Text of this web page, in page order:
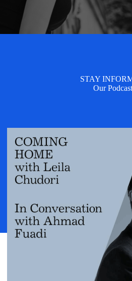
STAY
Our Podcast